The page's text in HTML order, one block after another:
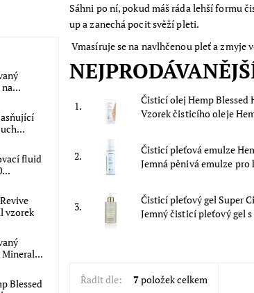
Sáhni po ní, pokud máš ráda lehší formu
up a zanechá pocit svěží pleti.
Vmasíruje se na navlhčenou pleť a zmyje
1. Čisticí olej Hemp Blessed
Vzorek čisticího oleje
2. Čisticí pleťová emulze
Jemná pěnivá emulze
3. Čisticí pleťový gel Super
Jemný čisticí pleťový gel
Řadit dle: 7položek celkem
fluid
vzorek
Blessed